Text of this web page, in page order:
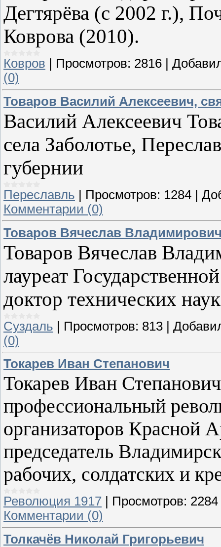
Дегтярёва (с 2002 г.),
Коврова (2010).
Ковров Просмотров: 2816
(0)
Товаров Василий Алексеевич,
Василий Алексеевич
села Заболотье,
губернии
Переславль Просмотров: 1284
Комментарии (0)
Товаров Вячеслав
Товаров Вячеслав
лауреат
доктор технических
Суздаль | Просмотров: 813 |
(0)
Токарев Иван Степанович
Токарев Иван
профессиональный
организаторов Красной
председатель
рабочих, солдатских и
Революция 1917 Просмотров: 2284
Комментарии (0)
Толкачёв Николай Григорьевич